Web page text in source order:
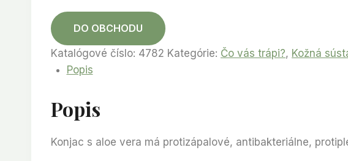
DO OBCHODU
Katalógové číslo: 4782 Kategórie: Čo vás trápi?, Kožná
Popis
Popis
Konjac s aloe vera má protizápalové, antibakteriálne,